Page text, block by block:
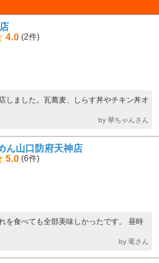
4.0 (2件)
しました。瓦蕎麦、しらす丼やチキン丼オ
by 華ちゃんさん
ん山口防府天神店
5.0 (6件)
を食べても全部美味しかったです。 昼時
by 竜さん